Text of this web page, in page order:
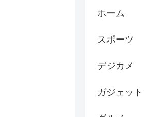
ホーム
スポーツ
デジカメ
ガジェット